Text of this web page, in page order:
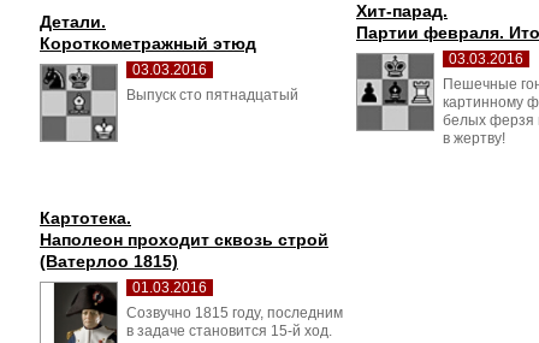
Детали.
Короткометражный этюд
03.03.2016
Выпуск сто пятнадцатый
Хит-парад.
Партии февраля.
03.03.2016
Пешечные
картинному
белых ферзя
в жертву!
Картотека.
Наполеон проходит сквозь строй
(Ватерлоо 1815)
01.03.2016
Созвучно 1815 году, последним
в задаче становится 15-й ход.